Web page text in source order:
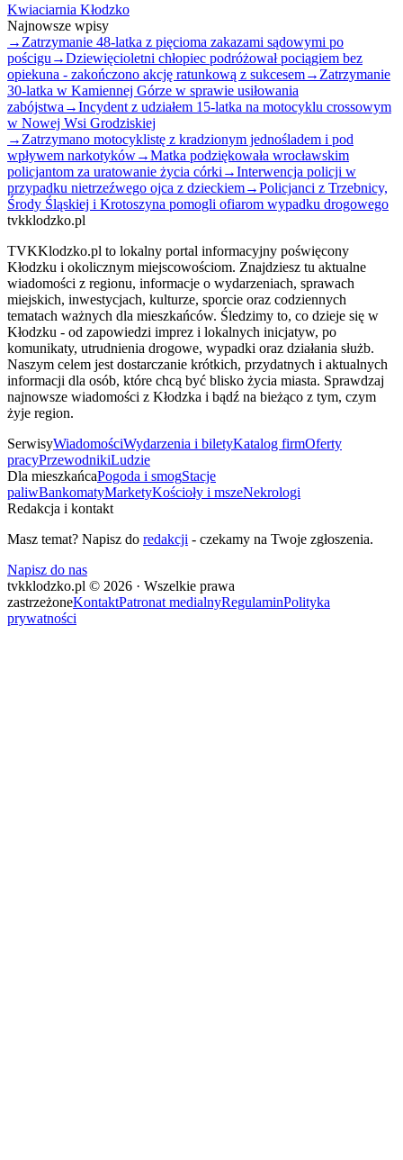
Kwiaciarnia Kłodzko
Najnowsze wpisy
→ Zatrzymanie 48-latka z pięcioma zakazami sądowymi po
pościgu →Dziewięcioletni chłopiec podróżował pociągiem bez
opiekuna - zakończono akcję ratunkową z sukcesem→ Zatrzymanie
30-latka w Kamiennej Górze w sprawie usiłowania
zabójstwa →Incydent z udziałem 15-latka na motocyklu crossowym
w Nowej Wsi Grodziskiej
→ Zatrzymano motocyklistę z kradzionym jednośladem i pod
wpływem narkotyków→Matka podziękowała wrocławskim
policjantom za uratowanie życia córki →Interwencja policji w
przypadku nietrzeźwego ojca z dzieckiem→Policjanci z Trzebnicy,
Środy Śląskiej i Krotoszyna pomogli ofiarom wypadku drogowego
tvkklodzko.pl
TVKKlodzko.pl to lokalny portal informacyjny poświęcony
Kłodzku i okolicznym miejscowościom. Znajdziesz tu aktualne
wiadomości z regionu, informacje o wydarzeniach, sprawach
miejskich, inwestycjach, kulturze, sporcie oraz codziennych
tematach ważnych dla mieszkańców. Śledzimy to, co dzieje się w
Kłodzku - od zapowiedzi imprez i lokalnych inicjatyw, po
komunikaty, utrudnienia drogowe, wypadki oraz działania służb.
Naszym celem jest dostarczanie krótkich, przydatnych i aktualnych
informacji dla osób, które chcą być blisko życia miasta. Sprawdzaj
najnowsze wiadomości z Kłodzka i bądź na bieżąco z tym, czym
żyje region.
SerwisyWiadomościWydarzenia i biletyKatalog firmOferty
pracyPrzewodnikiLudzie
Dla mieszkańcaPogoda i smogStacje
paliwBankomatyMarketyKościoły i mszeNekrologi
Redakcja i kontakt
Masz temat? Napisz do redakcji - czekamy na Twoje zgłoszenia.
Napisz do nas
tvkklodzko.pl © 2026 · Wszelkie prawa
zastrzeżoneKontaktPatronat medialnyRegulaminPolityka
prywatności